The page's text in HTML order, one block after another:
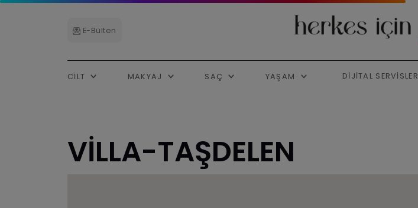
E-Bülten
CILT MAKYAJ SAÇ YAŞAM DIJITAL SERVISLER
VİLLA-TAŞDELEN